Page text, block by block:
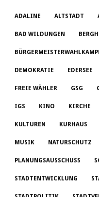
ADALINE ALTSTADT
BAD WILDUNGEN
DEMOKRATIE EDERSEE
FREIE WÄHLER GSG
IGS KINO KIRCHE
KULTUREN KURHAUS
MUSIK NATURSCHUTZ
PLANUNGSAUSSCHUSS
STADTENTWICKLUNG